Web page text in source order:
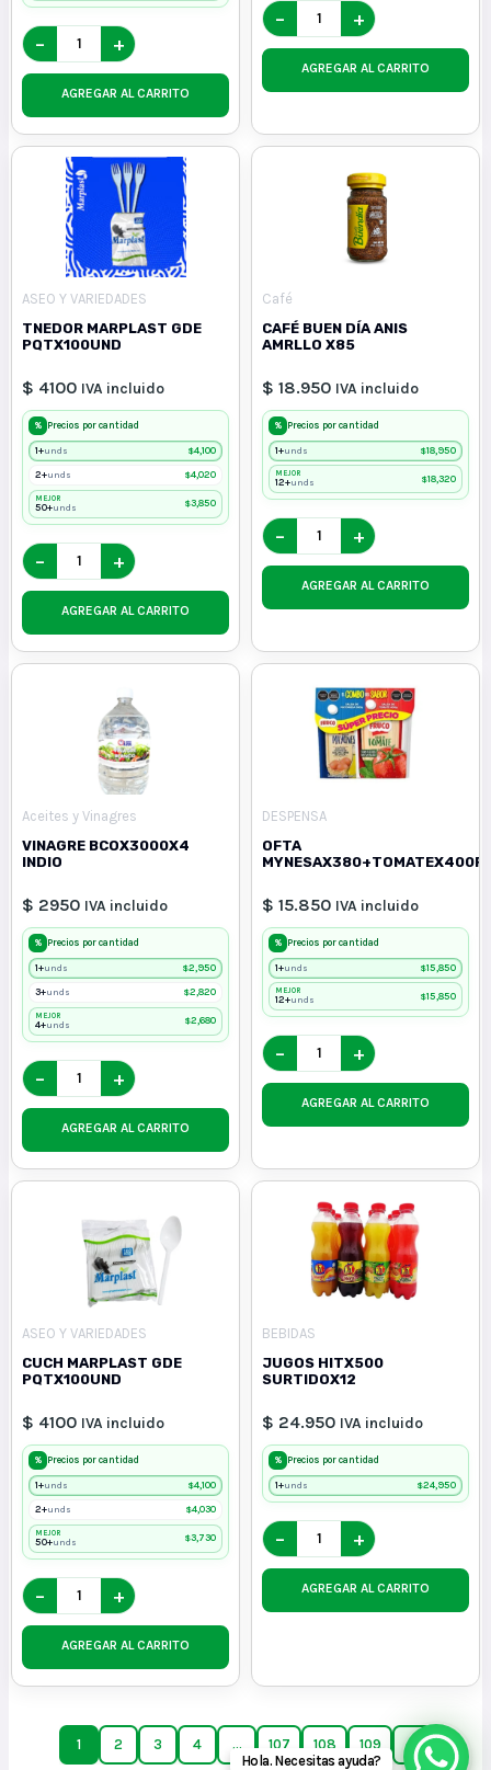
− +
AGREGAR AL CARRITO
− +
AGREGAR AL CARRITO
ASEO Y VARIEDADES
TNEDOR MARPLAST GDE
PQTX100UND
$ 4100 IVA incluido
% Precios por cantidad
1+unds $4,100
2+unds $4,020
MEJOR
50+unds $3,850
− +
AGREGAR AL CARRITO
Café
CAFÉ BUEN DÍA ANIS
AMRLLO X85
$ 18.950 IVA incluido
% Precios por cantidad
1+unds $18,950
MEJOR
12+unds $18,320
− +
AGREGAR AL CARRITO
Aceites y Vinagres
VINAGRE BCOX3000X4
INDIO
$ 2950 IVA incluido
% Precios por cantidad
1+unds $2,950
3+unds $2,820
MEJOR
4+unds $2,680
− +
AGREGAR AL CARRITO
DESPENSA
OFTA
$ 15.850 IVA incluido
% Precios por cantidad
1+unds $15,850
MEJOR
12+unds $15,850
− +
AGREGAR AL CARRITO
ASEO Y VARIEDADES
CUCH MARPLAST GDE
PQTX100UND
$ 4100 IVA incluido
% Precios por cantidad
1+unds $4,100
2+unds $4,030
MEJOR
50+unds $3,730
− +
AGREGAR AL CARRITO
BEBIDAS
JUGOS HITX500
SURTIDOX12
$ 24.950 IVA incluido
% Precios por cantidad
1+unds $24,950
− +
AGREGAR AL CARRITO
1 2 3 4 … 107 108 109
→
Hola. Necesitas ayuda?